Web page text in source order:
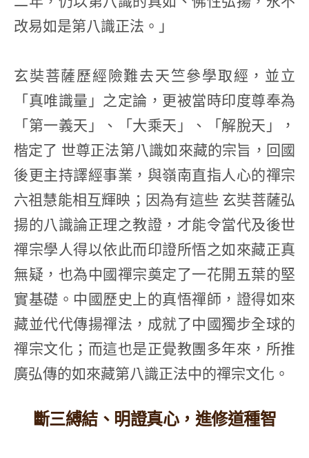
改易如是第八識正法。」
玄奘菩薩歷經險難去天竺參學取經，並立
「真唯識量」之定論，更被當時印度尊奉為
「第一義天」、「大乘天」、「解脫天」，
楷定了 世尊正法第八識如來藏的宗旨，回國
後更主持譯經事業，與嶺南直指人心的禪宗
六祖慧能相互輝映；因為有這些 玄奘菩薩弘
揚的八識論正理之教證，才能令當代及後世
禪宗學人得以依此而印證所悟之如來藏正真
無疑，也為中國禪宗奠定了一花開五葉的堅
實基礎。中國歷史上的真悟禪師，證得如來
藏並代代傳揚禪法，成就了中國獨步全球的
禪宗文化；而這也是正覺教團多年來，所推
廣弘傳的如來藏第八識正法中的禪宗文化。
斷三縛結、明證真心，進修道種智